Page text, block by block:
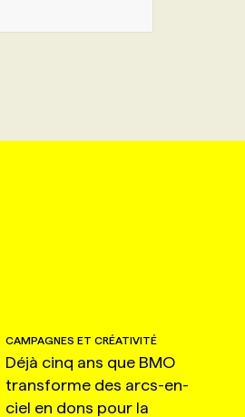
CAMPAGNES ET CRÉATIVITÉ
Déjà cinq ans que BMO
transforme des arcs-en-
ciel en dons pour la